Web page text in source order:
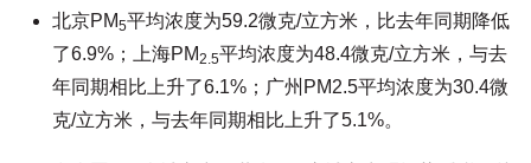
北京PM5平均浓度为59.2微克/立方米，比去年同期降低
了6.9%；上海PM2.5平均浓度为48.4微克/立方米，与去
年同期相比上升了6.1%；广州PM2.5平均浓度为30.4微
克/立方米，与去年同期相比上升了5.1%。